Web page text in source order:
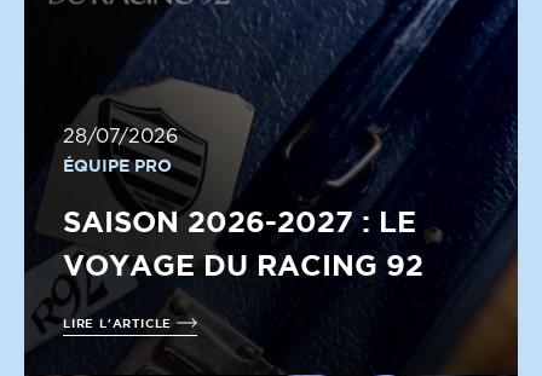
28/07/2026
ÉQUIPE PRO
SAISON 2026-2027 : LE
VOYAGE DU RACING 92
LIRE L'ARTICLE